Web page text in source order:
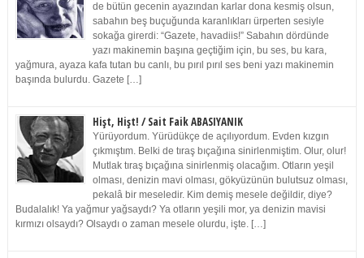
de bütün gecenin ayazından karlar dona kesmiş olsun,
sabahın beş buçuğunda karanlıkları ürperten sesiyle
sokağa girerdi: “Gazete, havadiis!” Sabahın dördünde
yazı makinemin başına geçtiğim için, bu ses, bu kara,
yağmura, ayaza kafa tutan bu canlı, bu pırıl pırıl ses beni yazı makinemin
başında bulurdu. Gazete […]
Hişt, Hişt! / Sait Faik ABASIYANIK
Yürüyordum. Yürüdükçe de açılıyordum. Evden kızgın
çıkmıştım. Belki de tıraş bıçağına sinirlenmiştim. Olur, olur!
Mutlak tıraş bıçağına sinirlenmiş olacağım. Otların yeşil
olması, denizin mavi olması, gökyüzünün bulutsuz olması,
pekalâ bir meseledir. Kim demiş mesele değildir, diye?
Budalalık! Ya yağmur yağsaydı? Ya otların yeşili mor, ya denizin mavisi
kırmızı olsaydı? Olsaydı o zaman mesele olurdu, işte. […]